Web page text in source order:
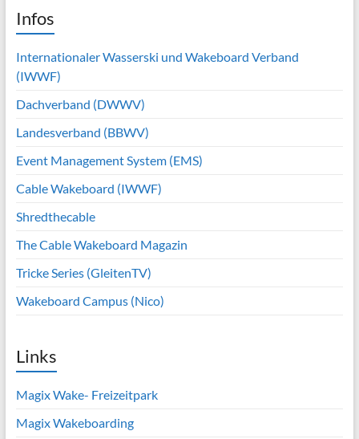
Infos
Internationaler Wasserski und Wakeboard Verband
(IWWF)
Dachverband (DWWV)
Landesverband (BBWV)
Event Management System (EMS)
Cable Wakeboard (IWWF)
Shredthecable
The Cable Wakeboard Magazin
Tricke Series (GleitenTV)
Wakeboard Campus (Nico)
Links
Magix Wake- Freizeitpark
Magix Wakeboarding